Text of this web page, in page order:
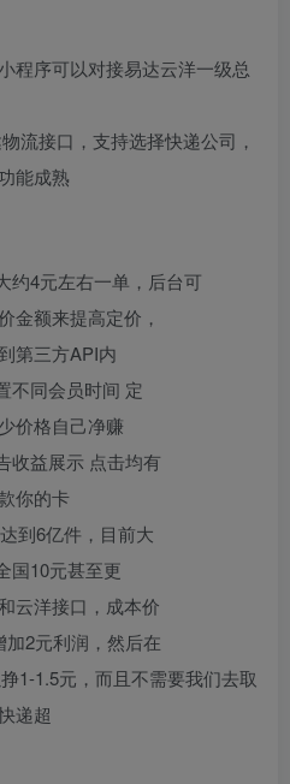
程序可以对接易达云洋一级总
流接口，支持选择快递公司，
能成熟
约4元左右一单，后台可
金额来提高定价，
第三方API内
不同会员时间 定
价格自己净赚
收益展示 点击均有
你的卡
到6亿件，目前大
国10元甚至更
云洋接口，成本价
2元利润，然后在
1-1.5元，而且不需要我们去取
递超